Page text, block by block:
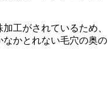
工がされているため、
なかとれない毛穴の奥の